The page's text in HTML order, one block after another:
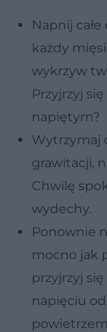
Napnij
każdy
wykrzyw
Przyjrzyj
napiętym?
Wytrzymaj
grawitacji,
Chwilę
wydechy.
Ponownie
mocno jak
przyjrzyj
napięciu